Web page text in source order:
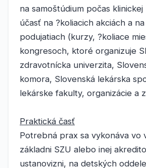
na samoštúdium počas
účasť na ?koliacich akciách a
podujatiach (kurzy, ?koliace
kongresoch, ktoré organizuje
zdravotnícka univerzita,
komora, Slovenská lekárska
lekárske fakulty, organizácie a
Praktická časť
Potrebná prax sa vykonáva vo
základni SZU alebo inej
ustanovizni, na detských